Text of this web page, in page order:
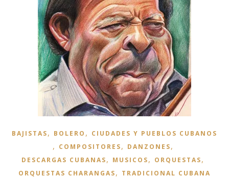
BAJISTAS, BOLERO , CIUDADES Y PUEBLOS CUBANOS
, COMPOSITORES, DANZONES,
DESCARGAS CUBANAS, MUSICOS, ORQUESTAS,
ORQUESTAS CHARANGAS, TRADICIONAL CUBANA